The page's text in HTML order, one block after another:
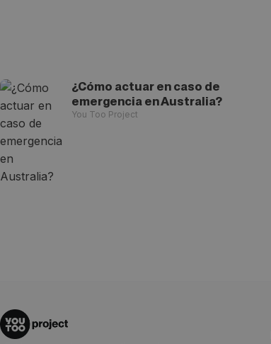
¿Cómo actuar en caso de
emergencia en Australia?
You Too Project